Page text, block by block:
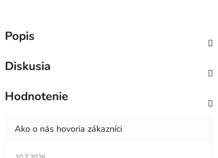
Popis
Diskusia
Hodnotenie
Hodnotenie obchodu je 5 z 5 hviezdičiek.